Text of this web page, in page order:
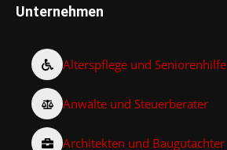
Unternehmen
Alterspflege und Seniorenhilfe
Anwälte und Steuerberater
Architekten und Baugutachter